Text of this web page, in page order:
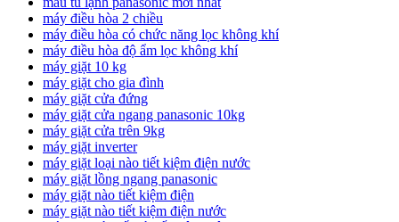
máy điều hòa 2 chiều
máy điều hòa có chức năng lọc không khí
máy điều hòa độ ẩm lọc không khí
máy giặt 10 kg
máy giặt cho gia đình
máy giặt cửa đứng
máy giặt cửa ngang panasonic 10kg
máy giặt cửa trên 9kg
máy giặt inverter
máy giặt loại nào tiết kiệm điện nước
máy giặt lồng ngang panasonic
máy giặt nào tiết kiệm điện
máy giặt nào tiết kiệm điện nước